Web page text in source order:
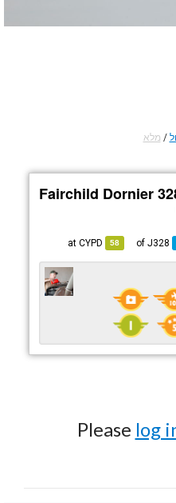
/ מלא
Fairchild Dornier
J328
58
CYPD
Please log